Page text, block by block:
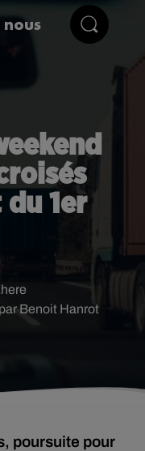
1er
Benoit Hanrot
poursuite pour